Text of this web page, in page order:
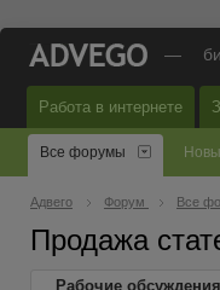
—
Работа в интернете
Все форумы
Адвего Форум Все
Продажа
Рабочие обсуждения